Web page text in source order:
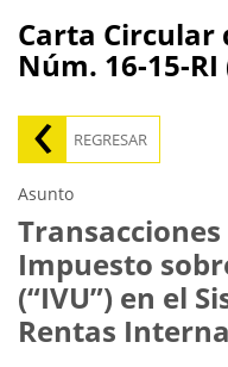
Carta Circular
Núm. 16-15-RI
REGRESAR
Asunto
Impuesto
(“IVU”) en el
Rentas